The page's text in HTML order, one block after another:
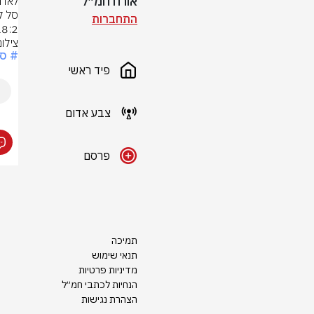
התחברות
פיד ראשי
צבע אדום
פרסם
תמיכה
תנאי שימוש
מדיניות פרטיות
הנחיות לכתבי חמ״ל
הצהרת נגישות
18:2 במחצית השנייה
#